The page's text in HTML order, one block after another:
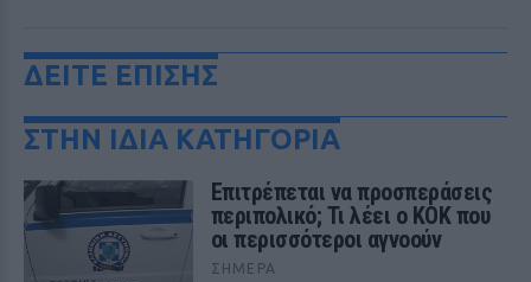
ΔΕΙΤΕ ΕΠΙΣΗΣ
ΣΤΗΝ ΙΔΙΑ ΚΑΤΗΓΟΡΙΑ
Επιτρέπεται να προσπεράσεις
περιπολικό; Τι λέει ο ΚΟΚ που
οι περισσότεροι αγνοούν
ΣΉΜΕΡΑ